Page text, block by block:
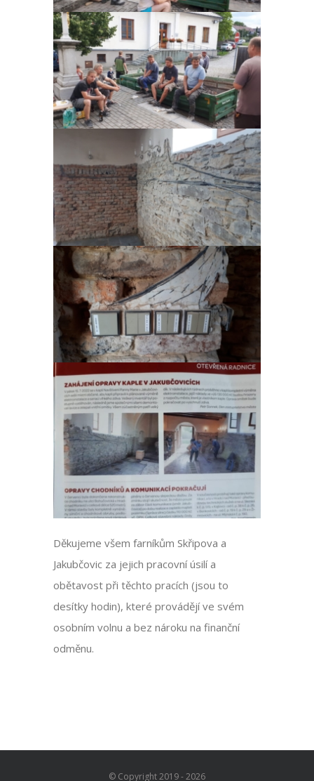
Děkujeme všem farníkům Skřipova a
Jakubčovic za jejich pracovní úsilí a
obětavost při těchto pracích (jsou to
desítky hodin), které provádějí ve svém
osobním volnu a bez nároku na finanční
odměnu.
© Copyright 2019 -2026